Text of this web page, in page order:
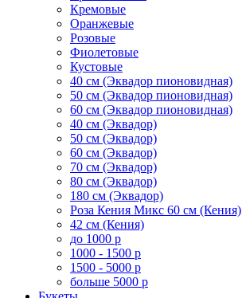
Кремовые
Оранжевые
Розовые
Фиолетовые
Кустовые
40 см (Эквадор пионовидная)
50 см (Эквадор пионовидная)
60 см (Эквадор пионовидная)
40 см (Эквадор)
50 см (Эквадор)
60 см (Эквадор)
70 см (Эквадор)
80 см (Эквадор)
180 см (Эквадор)
Роза Кения Микс 60 см (Кения)
42 см (Кения)
до 1000 р
1000 - 1500 р
1500 - 5000 р
больше 5000 р